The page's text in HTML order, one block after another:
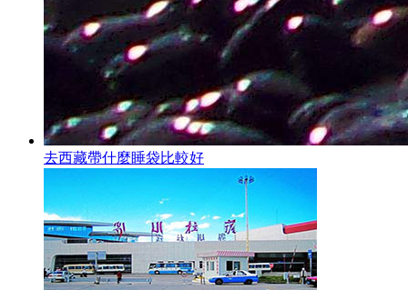
去西藏帶什麼睡袋比較好